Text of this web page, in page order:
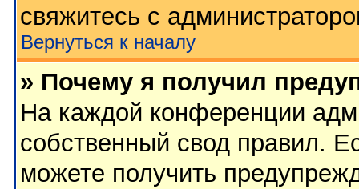
свяжитесь с
Вернуться к началу
» Почему я получил
На каждой конференции
собственный свод правил.
можете получить